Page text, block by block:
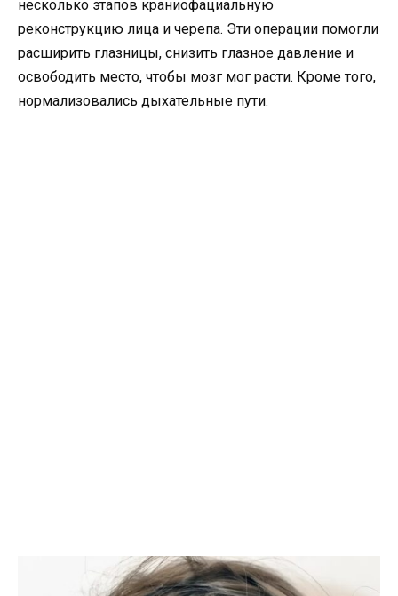
несколько этапов краниофациальную
реконструкцию лица и черепа. Эти операции помогли
расширить глазницы, снизить глазное давление и
освободить место, чтобы мозг мог расти. Кроме того,
нормализовались дыхательные пути.